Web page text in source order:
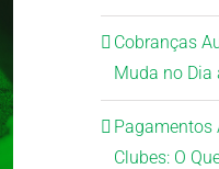
Cobranças
Muda no Dia
Clubes: O